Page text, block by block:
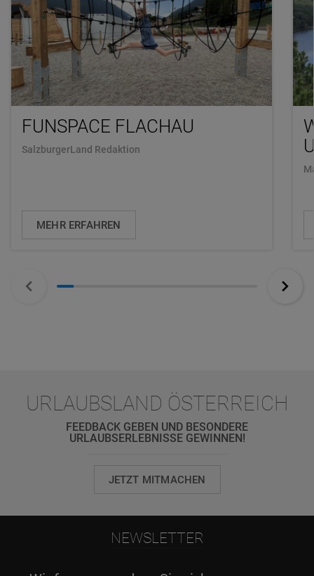
FUNSPACE FLACHAU
SalzburgerLand Redaktion
MEHR ERFAHREN
URLAUBSLAND ÖSTERREICH
FEEDBACK GEBEN UND BESONDERE
URLAUBSERLEBNISSE GEWINNEN!
JETZT MITMACHEN
NEWSLETTER